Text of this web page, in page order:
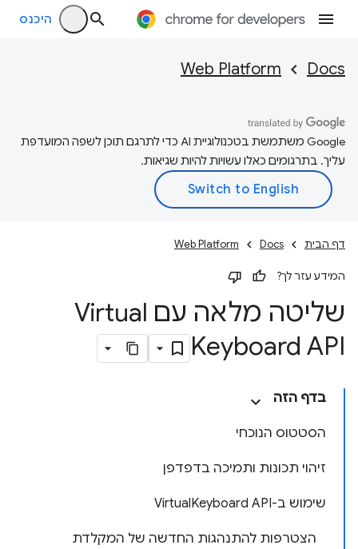
היכנס
Docs
Web Platform
‫Google משתמשת בטכנולוגיית AI כדי לתרגם תוכן לשפה המועדפת
עליך. בתרגומים כאלו עשויות להיות שגיאות.
דף הבית Docs
Web Platform
המידע עזר לך?
שליטה מלאה עם Virtual
Keyboard API
בדף הזה
הסטטוס הנוכחי
זיהוי תכונות ותמיכה בדפדפן
שימוש ב-VirtualKeyboard API
הצטרפות להתנהגות החדשה של המקלדת